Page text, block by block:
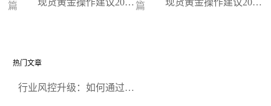
篇
现货黄金操作建议2023 篇
现货黄金操作建议2023
热门文章
行业风控升级：如何通过正